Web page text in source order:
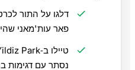
דלגו על התור
פאר עות'מאני שהיה
נסתר עם דגימות